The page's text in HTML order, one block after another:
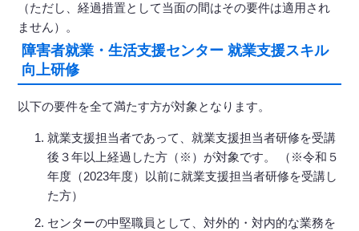
（ただし、経過措置として当面の間はその要件は適用され
ません）。
障害者就業・生活支援センター 就業支援スキル
向上研修
以下の要件を全て満たす方が対象となります。
就業支援担当者であって、就業支援担当者研修を受講
後３年以上経過した方（※）が対象です。 （※令和５
年度（2023年度）以前に就業支援担当者研修を受講し
た方）
センターの中堅職員として、対外的・対内的な業務を